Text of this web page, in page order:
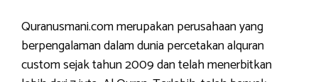
Quranusmani.com merupakan perusahaan yang
berpengalaman dalam dunia percetakan alquran
custom sejak tahun 2009 dan telah menerbitkan